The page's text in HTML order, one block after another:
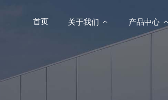
首页 关于我们  产品中心 